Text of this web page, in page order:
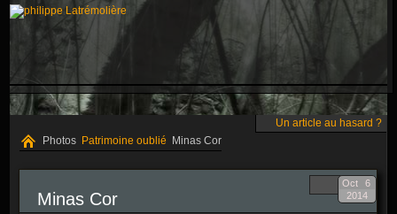
Un article au hasard ?
Photos Patrimoine oublié Minas Cor
Minas Cor
6
Oct
2014